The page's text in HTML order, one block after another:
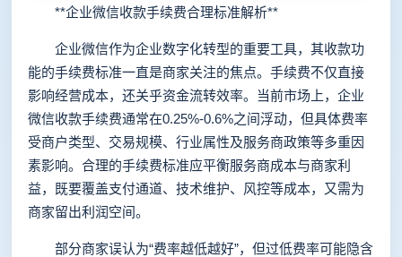
**企业微信收款手续费合理标准解析**
企业微信作为企业数字化转型的重要工具，其收款功
能的手续费标准一直是商家关注的焦点。手续费不仅直接
影响经营成本，还关乎资金流转效率。当前市场上，企业
微信收款手续费通常在0.25%-0.6%之间浮动，但具体费率
受商户类型、交易规模、行业属性及服务商政策等多重因
素影响。合理的手续费标准应平衡服务商成本与商家利
益，既要覆盖支付通道、技术维护、风控等成本，又需为
商家留出利润空间。
部分商家误认为“费率越低越好”，但过低费率可能隐含